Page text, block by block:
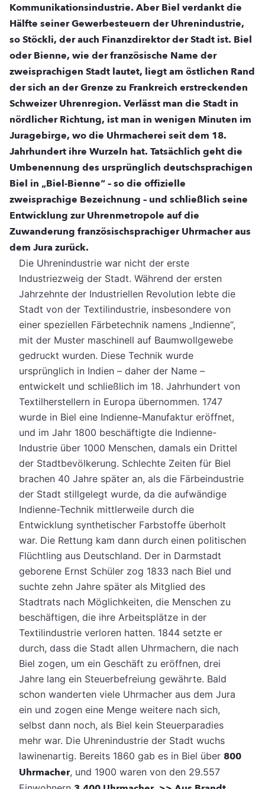
Kommunikationsindustrie. Aber Biel verdankt die
Hälfte seiner Gewerbesteuern der Uhrenindustrie,
so Stöckli, der auch Finanzdirektor der Stadt ist. Biel
oder Bienne, wie der französische Name der
zweisprachigen Stadt lautet, liegt am östlichen Rand
der sich an der Grenze zu Frankreich erstreckenden
Schweizer Uhrenregion. Verlässt man die Stadt in
nördlicher Richtung, ist man in wenigen Minuten im
Juragebirge, wo die Uhrmacherei seit dem 18.
Jahrhundert ihre Wurzeln hat. Tatsächlich geht die
Umbenennung des ursprünglich deutschsprachigen
Biel in „Biel-Bienne“ – so die offizielle
zweisprachige Bezeichnung – und schließlich seine
Entwicklung zur Uhrenmetropole auf die
Zuwanderung französischsprachiger Uhrmacher aus
dem Jura zurück.
Die Uhrenindustrie war nicht der erste
Industriezweig der Stadt. Während der ersten
Jahrzehnte der Industriellen Revolution lebte die
Stadt von der Textilindustrie, insbesondere von
einer speziellen Färbetechnik namens „Indienne“,
mit der Muster maschinell auf Baumwollgewebe
gedruckt wurden. Diese Technik wurde
ursprünglich in Indien – daher der Name –
entwickelt und schließlich im 18. Jahrhundert von
Textilherstellern in Europa übernommen. 1747
wurde in Biel eine Indienne-Manufaktur eröffnet,
und im Jahr 1800 beschäftigte die Indienne-
Industrie über 1000 Menschen, damals ein Drittel
der Stadtbevölkerung. Schlechte Zeiten für Biel
brachen 40 Jahre später an, als die Färbeindustrie
der Stadt stillgelegt wurde, da die aufwändige
Indienne-Technik mittlerweile durch die
Entwicklung synthetischer Farbstoffe überholt
war. Die Rettung kam dann durch einen politischen
Flüchtling aus Deutschland. Der in Darmstadt
geborene Ernst Schüler zog 1833 nach Biel und
suchte zehn Jahre später als Mitglied des
Stadtrats nach Möglichkeiten, die Menschen zu
beschäftigen, die ihre Arbeitsplätze in der
Textilindustrie verloren hatten. 1844 setzte er
durch, dass die Stadt allen Uhrmachern, die nach
Biel zogen, um ein Geschäft zu eröffnen, drei
Jahre lang ein Steuerbefreiung gewährte. Bald
schon wanderten viele Uhrmacher aus dem Jura
ein und zogen eine Menge weitere nach sich,
selbst dann noch, als Biel kein Steuerparadies
mehr war. Die Uhrenindustrie der Stadt wuchs
lawinenartig. Bereits 1860 gab es in Biel über 800
Uhrmacher, und 1900 waren von den 29.557